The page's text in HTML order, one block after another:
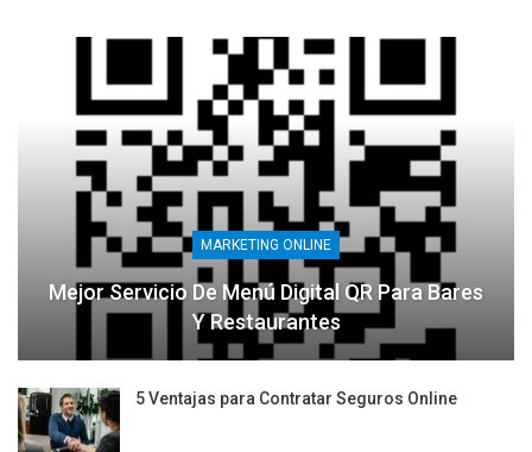
MARKETING ONLINE
Mejor Servicio De Menú Digital QR Para Bares
Y Restaurantes
5 Ventajas para Contratar Seguros Online